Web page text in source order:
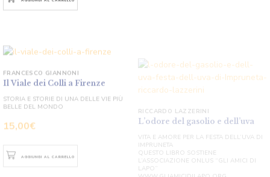
Il Viale dei Colli a Firenze
15,00€
FRANCESCO GIANNONI
STORIA E STORIE DI UNA DELLE VIE PIÙ
BELLE DEL MONDO
AGGIUNGI AL CARRELLO
L’odore del gasolio e dell’uva
13,00€
RICCARDO LAZZERINI
QUESTO LIBRO SOSTIENE
L’ASSOCIAZIONE ONLUS “GLI AMICI DI
WWW.GLIAMICIDILAPO.ORG